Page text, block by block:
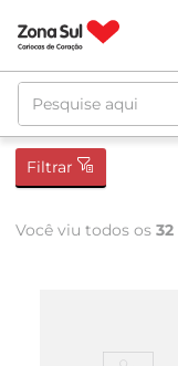
Pesquise aqui
Filtrar
Você viu todos os 32